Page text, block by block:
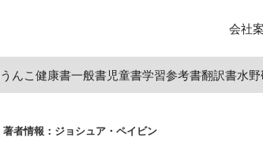
会社
うんこ 健康書一般書児童書学習参考書翻訳書水
著者情報：ジョシュア・ペイビン